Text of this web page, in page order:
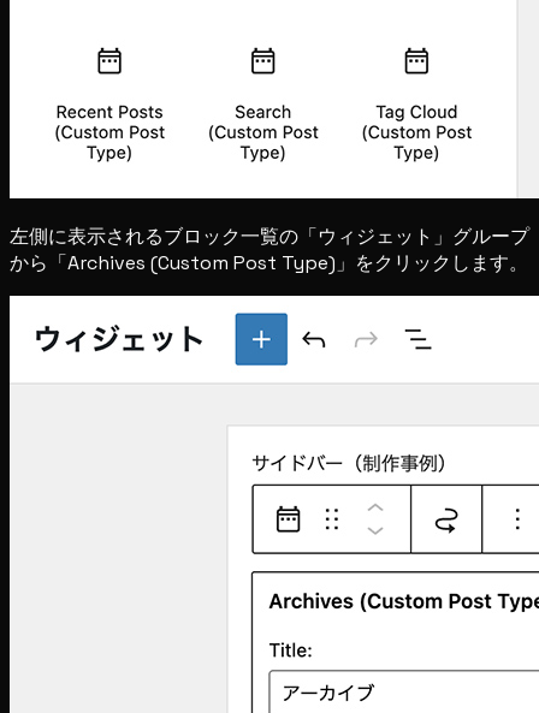
左側に表示されるブロック一覧の「ウィジェット」グループ
から「Archives (Custom Post Type)」をクリックします。